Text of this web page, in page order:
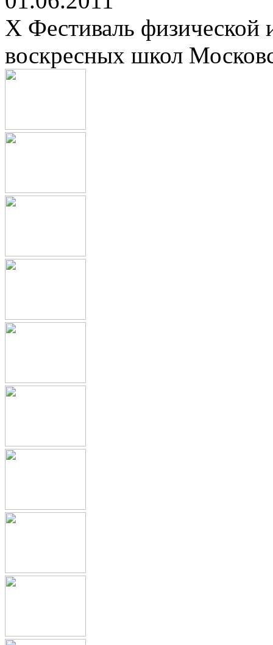
X Фестиваль физической
воскресных школ